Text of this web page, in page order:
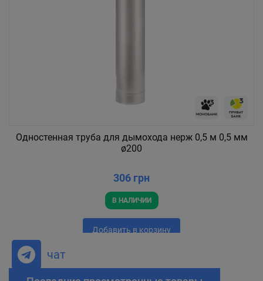
чат
Одностенная труба для дымохода нерж 0,5 м 0,5 мм
ø200
306 грн
В НАЛИЧИИ
Добавить в корзину